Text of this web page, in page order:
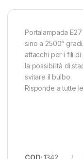
Portalampada
sino a 2500°
attacchi per i fili
la possibilità di
svitare il bulbo.
Risponde a tutte
COD:1342